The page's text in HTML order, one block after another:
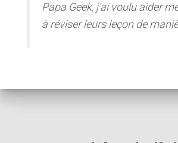
Papa Geek, j'ai voulu aider
à réviser leurs leçon de